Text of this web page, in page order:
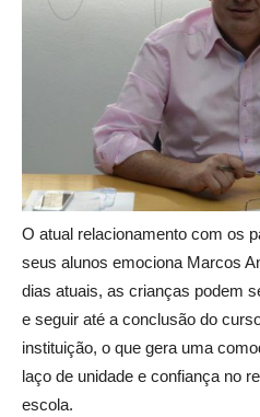
O atual relacionamento com os
seus alunos emociona Marcos
dias atuais, as crianças podem
e seguir até a conclusão do
instituição, o que gera uma
laço de unidade e confiança no
escola.